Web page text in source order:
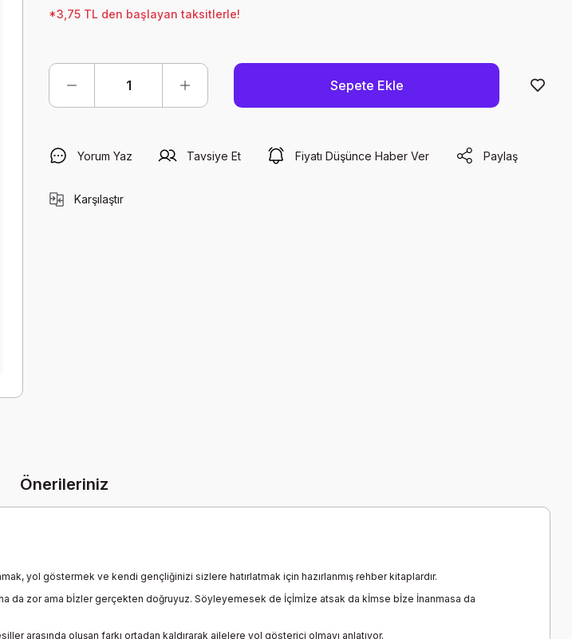
*3,75 TL den başlayan taksitlerle!
Sepete Ekle
Yorum Yaz Tavsiye Et Fiyatı Düşünce Haber Ver Paylaş
Karşılaştır
Önerileriniz
yol göstermek ve kendi gençliğinizi sizlere hatırlatmak için hazırlanmış rehber kitaplardır.
da zor ama bİzler gerçekten doğruyuz. Söyleyemesek de İçİmİze atsak da kİmse bİze İnanmasa da
arasında oluşan farkı ortadan kaldırarak ailelere yol gösterici olmayı anlatıyor.